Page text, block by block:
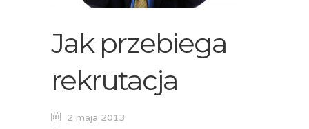
Jak przebiega
rekrutacja
2 maja 2013